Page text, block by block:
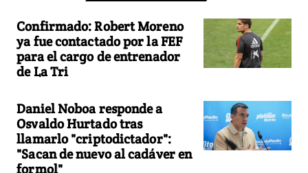
Confirmado: Robert Moreno
ya fue contactado por la FEF
para el cargo de entrenador
de La Tri
Daniel Noboa responde a
Osvaldo Hurtado tras
llamarlo "criptodictador":
"Sacan de nuevo al cadáver en
formol"